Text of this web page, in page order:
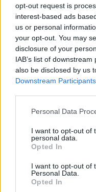
opt-out request is
interest-based ads
us or personal
your opt-out. You may
disclosure of your
IAB’s list of
also be disclosed by us
Downstream Participants
Please note that this
not limited to your visit
grant or deny consent
use your data for below
consent section.
Personal Data
I want to opt-out of
personal data.
Opted In
I want to opt-out of
Personal Data.
Opted In
Sztárbox
2024. szeptember 8. 21:22
Schóbert Lara
ünnepelt, Lmen
három elképesztő
Schóbert Lara
nyert, Danny Blue-t
megérzései.